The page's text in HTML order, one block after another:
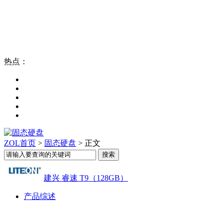
热点：
ZOL首页 > 固态硬盘 > 正文
建兴 睿速 T9（128GB）
产品综述